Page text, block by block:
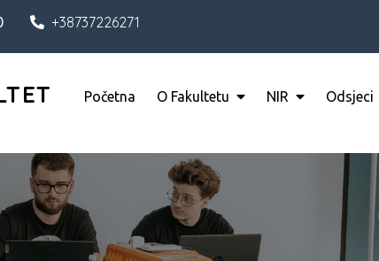
+38737226271
Početna O Fakultetu NIR Odsjeci